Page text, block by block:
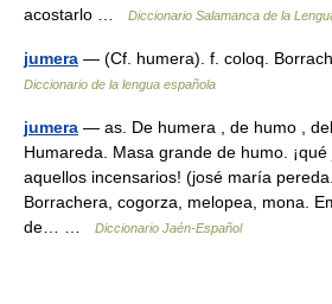
acostarlo …
Diccionario Salamanca de la
jumera — (Cf. humera). f. coloq.
Diccionario de la lengua española
jumera — as. De humera , de humo ,
Humareda. Masa grande de humo.
aquellos incensarios! (josé maría
Borrachera, cogorza, melopea, mona.
de… …
Diccionario Jaén-Español